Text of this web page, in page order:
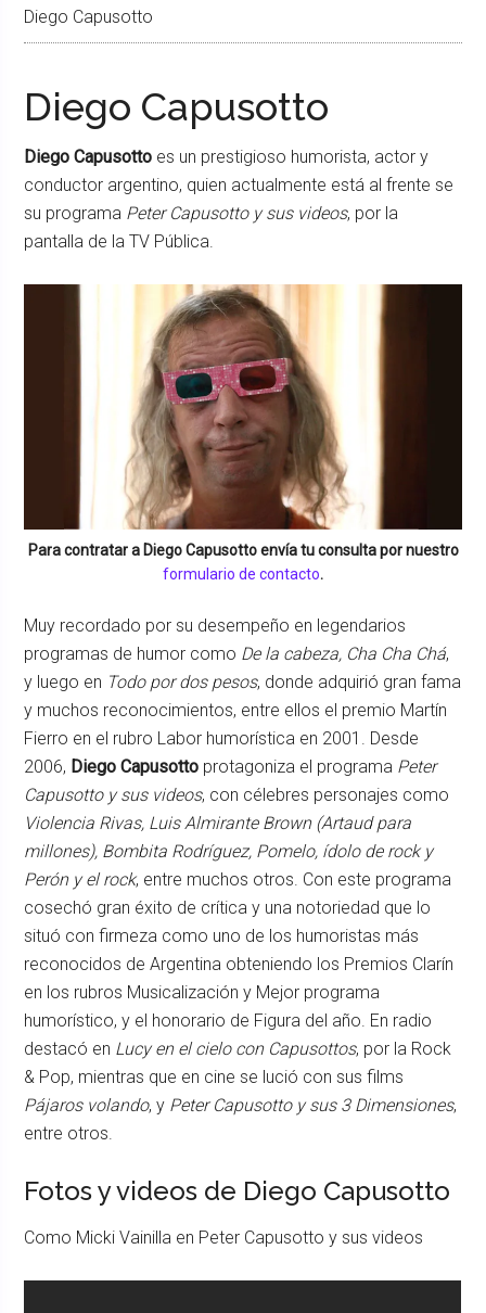
Diego Capusotto
Diego Capusotto
Diego Capusotto es un prestigioso humorista, actor y
conductor argentino, quien actualmente está al frente se
su programa Peter Capusotto y sus videos, por la
pantalla de la TV Pública.
Para contratar a Diego Capusottoenvía tu consulta por nuestro
formulario de contacto.
Muy recordado por su desempeño en legendarios
programas de humor como De la cabeza, Cha Cha Chá,
y luego en Todo por dos pesos, donde adquirió gran fama
y muchos reconocimientos, entre ellos el premio Martín
Fierro en el rubro Labor humorística en 2001. Desde
2006, Diego Capusotto protagoniza el programa Peter
Capusotto y sus videos, con célebres personajes como
Violencia Rivas, Luis Almirante Brown (Artaud para
millones), Bombita Rodríguez, Pomelo, ídolo de rock y
Perón y el rock, entre muchos otros. Con este programa
cosechó gran éxito de crítica y una notoriedad que lo
situó con firmeza como uno de los humoristas más
reconocidos de Argentina obteniendo los Premios Clarín
en los rubros Musicalización y Mejor programa
humorístico, y el honorario de Figura del año. En radio
destacó en Lucy en el cielo con Capusottos, por la Rock
& Pop, mientras que en cine se lució con sus films
Pájaros volando, y Peter Capusotto y sus 3 Dimensiones,
entre otros.
Fotos y videos de Diego Capusotto
Como Micki Vainilla en Peter Capusotto y sus videos